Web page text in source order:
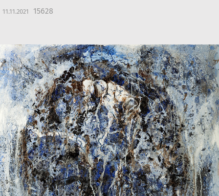
11.11.2021 15628